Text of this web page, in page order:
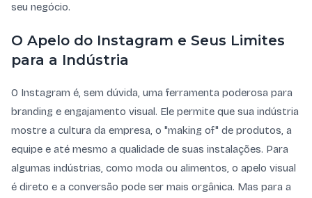
seu negócio.
O Apelo do Instagram e Seus Limites
para a Indústria
O Instagram é, sem dúvida, uma ferramenta poderosa para
branding e engajamento visual. Ele permite que sua indústria
mostre a cultura da empresa, o "making of" de produtos, a
equipe e até mesmo a qualidade de suas instalações. Para
algumas indústrias, como moda ou alimentos, o apelo visual
é direto e a conversão pode ser mais orgânica. Mas para a